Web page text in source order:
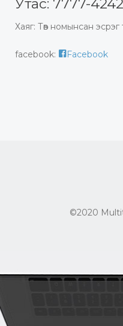
Утас: 7777-
Хаяг: Төв номынсан
facebook: Facebook
©2020